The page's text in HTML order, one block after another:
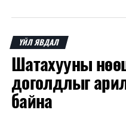
зохион байгуулалтын
ангилал, үйлчилгээний
хариуцлага, сахилга
мэргэжлийн
өгчээ.
ҮЙЛ ЯВДАЛ
Шатахууны
доголдлыг
байна